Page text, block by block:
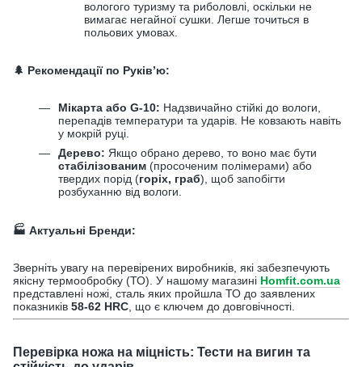
вологого туризму та риболовлі, оскільки не
вимагає негайної сушки. Легше точиться в
польових умовах.
🌲 Рекомендації по Руків’ю:
Мікарта або G-10: Надзвичайно стійкі до вологи,
перепадів температури та ударів. Не ковзають навіть
у мокрій руці.
Дерево: Якщо обрано дерево, то воно має бути
стабілізованим (просоченим полімерами) або
твердих порід (горіх, граб), щоб запобігти
розбуханню від вологи.
🏭 Актуальні Бренди:
Зверніть увагу на перевірених виробників, які забезпечують
якісну термообробку (ТО). У нашому магазині Нomfit.com.ua
представлені ножі, сталь яких пройшла ТО до заявлених
показників 58-62 HRC , що є ключем до довговічності.
Перевірка ножа на міцність: Тести на вигин та